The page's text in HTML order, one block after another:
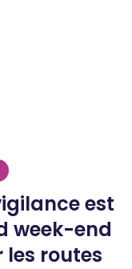
est
week-end
les routes